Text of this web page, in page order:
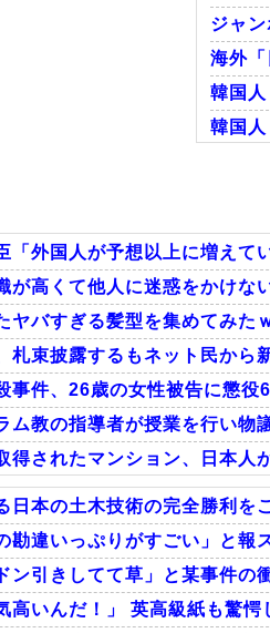
ジャ
海外
韓国
韓国
韓国
「外国人が予想以上に増え
が高くて他人に迷惑をかけな
ヤバすぎる髪型を集めてみた
札束披露するもネット民か
事件、26歳の女性被告に懲
ム教の指導者が授業を行い物
得されたマンション、日本人
互RSS
日本の土木技術の完全勝利
勘違いっぷりがすごい」と
ン引きしてて草」と某事件
高いんだ！」 英高級紙も驚